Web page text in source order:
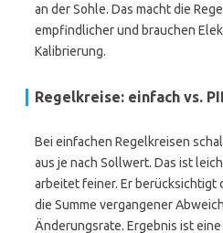
an der Sohle. Das macht die
empfindlicher und brauchen
Kalibrierung.
Regelkreise: einfach vs.
Bei einfachen Regelkreisen
aus je nach Sollwert. Das ist
arbeitet feiner. Er berücksichtigt
die Summe vergangener
Änderungsrate. Ergebnis ist